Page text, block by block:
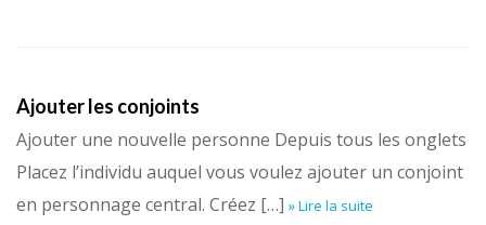
Ajouter les conjoints
Ajouter une nouvelle personne Depuis tous les onglets
Placez l’individu auquel vous voulez ajouter un conjoint
en personnage central. Créez […] » Lire la suite